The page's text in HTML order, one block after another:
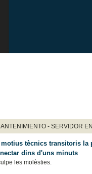
- SERVIDOR
motius tècnics transitoris la
dins d'uns minuts
les molèsties.